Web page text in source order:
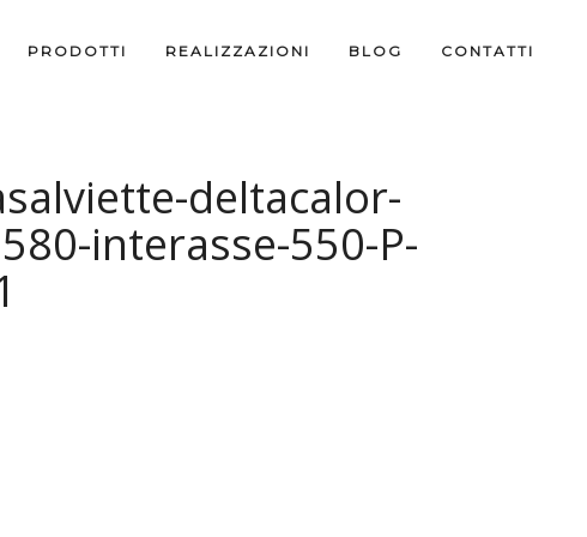
PRODOTTI REALIZZAZIONI BLOG CONTATTI
deltacalor-
interasse-550-P-